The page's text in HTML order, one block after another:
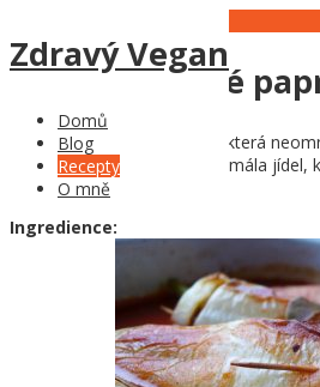
Zdravý Vegan
Domů
Blog
Recepty
O mně
Plněné pečené
Plněné papriky jsou klasika, která
chutnější. Je to také jedno z mála
podusit.
Ingredience: